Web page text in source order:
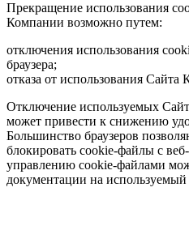
Прекращение использования
Компании возможно путем:
отключения использования
браузера;
отказа от использования Сайта
Отключение используемых
может привести к снижению
Большинство браузеров
блокировать cookie-файлы c
управлению cookie-файлами
документации на используемый